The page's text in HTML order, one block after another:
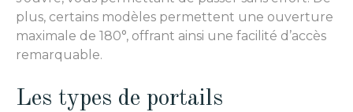
plus, certains modèles permettent une ouverture
maximale de 180°, offrant ainsi une facilité d’accès
remarquable.
Les types de portails